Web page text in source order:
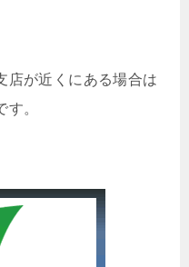
店が近くにある場合は
。